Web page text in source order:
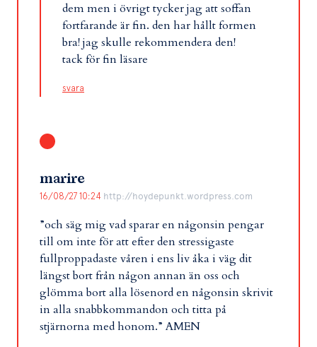
dem men i övrigt tycker jag att soffan
fortfarande är fin. den har hållt formen
bra! jag skulle rekommendera den!
tack för fin läsare
svara
marire
16/08/27 10:24 http://hoydepunkt.wordpress.com
”och säg mig vad sparar en någonsin pengar
till om inte för att efter den stressigaste
fullproppadaste våren i ens liv åka i väg dit
längst bort från någon annan än oss och
glömma bort alla lösenord en någonsin skrivit
in alla snabbkommandon och titta på
stjärnorna med honom.” AMEN